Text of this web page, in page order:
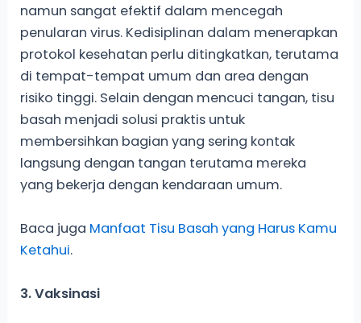
namun sangat efektif dalam mencegah
penularan virus. Kedisiplinan dalam menerapkan
protokol kesehatan perlu ditingkatkan, terutama
di tempat-tempat umum dan area dengan
risiko tinggi. Selain dengan mencuci tangan, tisu
basah menjadi solusi praktis untuk
membersihkan bagian yang sering kontak
langsung dengan tangan terutama mereka
yang bekerja dengan kendaraan umum.
Baca juga Manfaat Tisu Basah yang Harus Kamu
Ketahui.
3. Vaksinasi